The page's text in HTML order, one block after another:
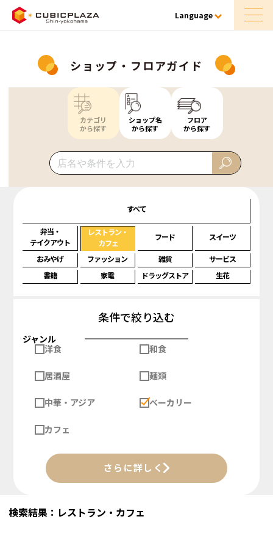
Language
ショップ・フロアガイド
カテゴリ
から探す
ショップ名
から探す
フロア
から探す
すべて
弁当・
テイクアウト
レストラン・
カフェ
フード スイーツ
おみやげ ファッション 雑貨
サービス
書籍
家電 ドラッグストア 生花
条件で絞り込む
ジャンル
洋食
和食
居酒屋 麺類
中華・アジア ベーカリー
カフェ
さらに詳しく
検索結果：レストラン・カフェ